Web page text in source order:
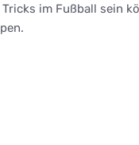
im Fußball sein